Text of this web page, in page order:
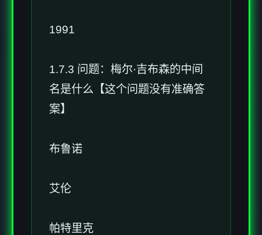
1991
1.7.3 问题：梅尔·吉布森的中间
名是什么【这个问题没有准确答
案】
布鲁诺
艾伦
帕特里克